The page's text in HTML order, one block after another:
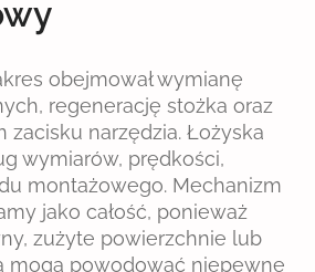
obejmował wymianę
regenerację stożka oraz
zacisku narzędzia. Łożyska
wymiarów, prędkości,
montażowego. Mechanizm
jako całość, ponieważ
zużyte powierzchnie lub
mogą powodować niepewne